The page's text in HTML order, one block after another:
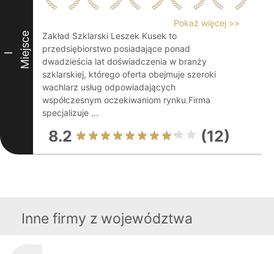
I Miejsce
Pokaż więcej >>
Zakład Szklarski Leszek Kusek to
przedsiębiorstwo posiadające ponad
dwadzieścia lat doświadczenia w branży
szklarskiej, którego oferta obejmuje szeroki
wachlarz usług odpowiadających
współczesnym oczekiwaniom rynku.Firma
specjalizuje ...
8.2 (12)
Inne firmy z województwa